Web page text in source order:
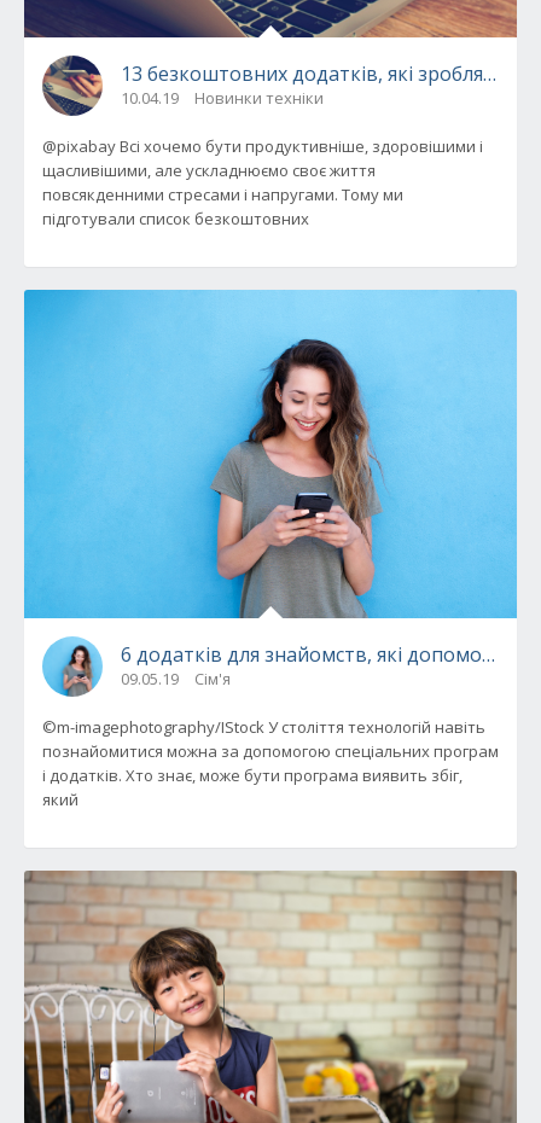
13 безкоштовних додатків, які зроблять
10.04.19 Новинки техніки
@pixabay Всі хочемо бути продуктивніше, здоровішими і
щасливішими, але ускладнюємо своє життя
повсякденними стресами і напругами. Тому ми
підготували список безкоштовних
6 додатків для знайомств, які допоможуть
09.05.19 Сім'я
©m-imagephotography/IStock У століття технологій навіть
познайомитися можна за допомогою спеціальних програм
і додатків. Хто знає, може бути програма виявить збіг,
який